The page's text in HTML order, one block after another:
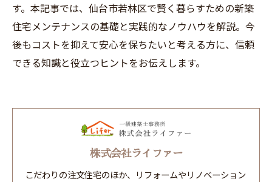
す。本記事では、仙台市若林区で賢く暮らすための新築
住宅メンテナンスの基礎と実践的なノウハウを解説。今
後もコストを抑えて安心を保ちたいと考える方に、信頼
できる知識と役立つヒントをお伝えします。
株式会社ライファー
こだわりの注文住宅のほか、リフォームやリノベーション